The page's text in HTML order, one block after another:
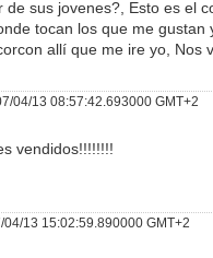
de sus jovenes?, Esto es el
tocan los que me gustan
allí que me ire yo, Nos
04/13 08:57:42.693000 GMT+2
vendidos!!!!!!!!
04/13 15:02:59.890000 GMT+2